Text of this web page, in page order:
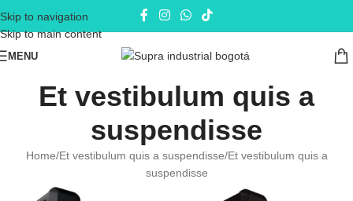
Skip to navigation
Skip to main content
MENU
Et vestibulum quis a
suspendisse
Home Et vestibulum quis a suspendisse Et vestibulum quis a
suspendisse